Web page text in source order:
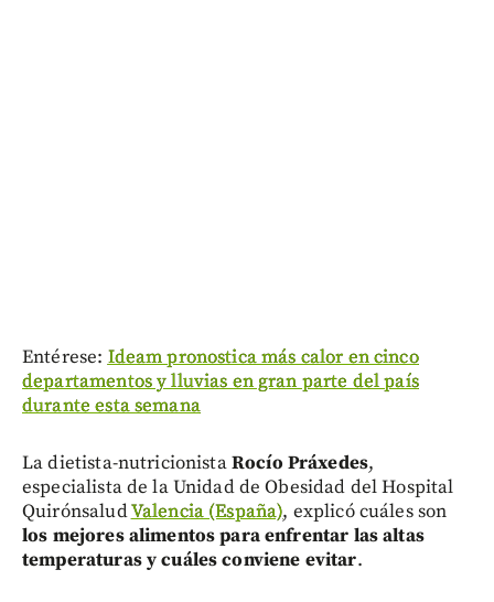
Entérese: Ideam pronostica más calor en cinco
departamentos y lluvias en gran parte del país
durante esta semana
La dietista-nutricionistaRocío Práxedes,
especialista de la Unidad de Obesidad del Hospital
QuirónsaludValencia (España), explicó cuáles son
los mejores alimentos para enfrentar las altas
temperaturas y cuáles conviene evitar.